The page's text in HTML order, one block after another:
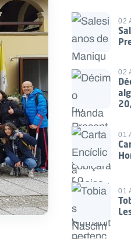
02
02
01
01